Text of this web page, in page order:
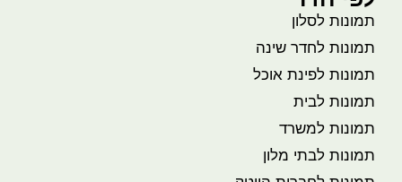
תמונות לסלון
תמונות לחדר שינה
תמונות לפינת אוכל
תמונות לבית
תמונות למשרד
תמונות לבתי מלון